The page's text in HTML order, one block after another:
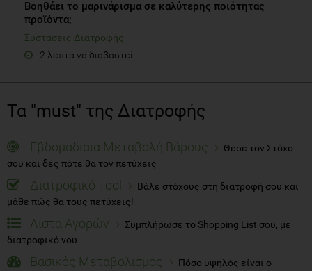
Βοηθάει το μαρινάρισμα σε καλύτερης ποιότητας
προϊόντα;
Συστάσεις Διατροφής
2 λεπτά να διαβαστεί
Τα "must" της Διατροφής
Εβδομαδίαια Μεταβολή Βάρους
Θέσε τον Στόχο
σου και δες πότε θα τον πετύχεις
Διατροφικό Tool
Βάλε στόχους στη διατροφή σου και
μάθε πώς θα τους πετύχεις!
Λίστα Αγορών
Συμπλήρωσε το Shopping List σου, με
διατροφικό νου
Βασικός Μεταβολισμός
Πόσο υψηλός είναι ο